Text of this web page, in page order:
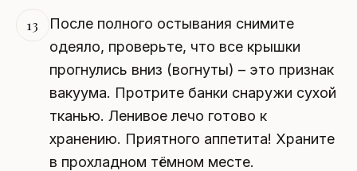
13
После полного остывания снимите
одеяло, проверьте, что все крышки
прогнулись вниз (вогнуты) – это признак
вакуума. Протрите банки снаружи сухой
тканью. Ленивое лечо готово к
хранению. Приятного аппетита! Храните
в прохладном тёмном месте.